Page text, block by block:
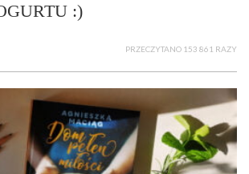
:)
PRZECZYTANO 153 861 RAZY